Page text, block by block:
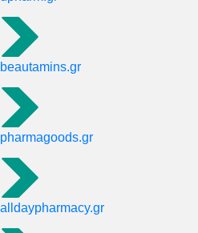
beautamins.gr
pharmagoods.gr
alldaypharmacy.gr